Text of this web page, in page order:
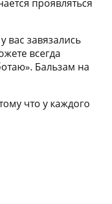
проявляться
вас завязались
всегда
Бальзам на
что у каждого